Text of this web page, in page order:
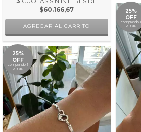
$60.166,67
AGREGAR AL CARRITO
25%
OFF
comprando 1
o más
25%
OFF
comprando 1
o más